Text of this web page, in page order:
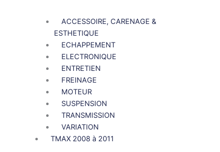
ACCESSOIRE, CARENAGE &
ESTHETIQUE
ECHAPPEMENT
ELECTRONIQUE
ENTRETIEN
FREINAGE
MOTEUR
SUSPENSION
TRANSMISSION
VARIATION
TMAX 2008 à 2011